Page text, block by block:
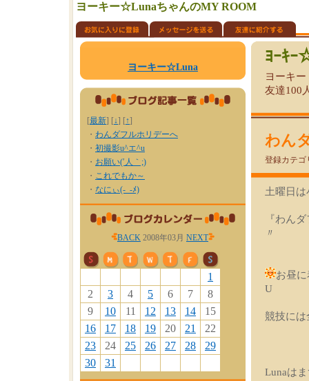
ヨーキー☆LunaちゃんのMY ROOM
ヨーキー☆Luna
[最新] [↓] [↑]
・ わんダフルホリデーへ
・ 初撮影u^エ^u
・ お願い(′人｀;)
・ これでもか～
・ なにぃ(-_-ﾒ)
BACK 2008年03月 NEXT
1
2
3 4 5 6 7
8
9
10 11 12 13 14
15
16
17 18 19 20 21
22
23
24 25 26 27 28
29
30
31
ﾖｰｷｰ
ヨーキ
友達100
わん
登録カテゴ
土曜日
『わん
〃
お昼
U
競技には
Lunaは